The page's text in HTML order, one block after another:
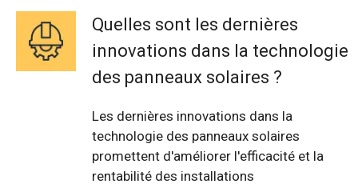
Quelles sont les dernières
innovations dans la technologie
des panneaux solaires ?
Les dernières innovations dans la
technologie des panneaux solaires
promettent d'améliorer l'efficacité et la
rentabilité des installations